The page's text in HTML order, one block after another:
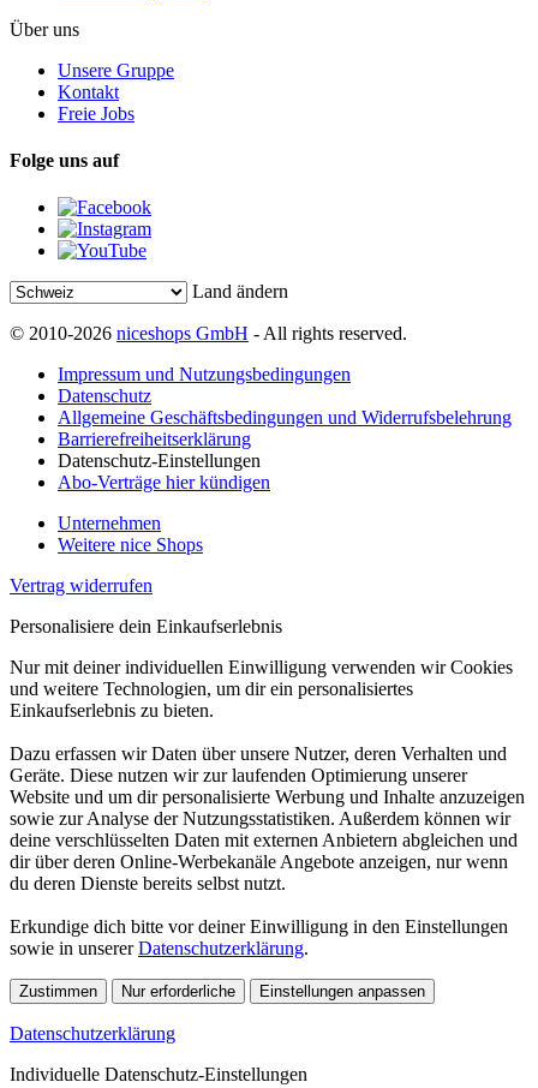
Über uns
Unsere Gruppe
Kontakt
Freie Jobs
Folge uns auf
Land ändern
© 2010-2026 niceshops GmbH - All rights reserved.
Impressum und Nutzungsbedingungen
Datenschutz
Allgemeine Geschäftsbedingungen und Widerrufsbelehrung
Barrierefreiheitserklärung
Datenschutz-Einstellungen
Abo-Verträge hier kündigen
Unternehmen
Weitere nice Shops
Vertrag widerrufen
Personalisiere dein Einkaufserlebnis
Nur mit deiner individuellen Einwilligung verwenden wir Cookies
und weitere Technologien, um dir ein personalisiertes
Einkaufserlebnis zu bieten.
Dazu erfassen wir Daten über unsere Nutzer, deren Verhalten und
Geräte. Diese nutzen wir zur laufenden Optimierung unserer
Website und um dir personalisierte Werbung und Inhalte anzuzeigen
sowie zur Analyse der Nutzungsstatistiken. Außerdem können wir
deine verschlüsselten Daten mit externen Anbietern abgleichen und
dir über deren Online-Werbekanäle Angebote anzeigen, nur wenn
du deren Dienste bereits selbst nutzt.
Erkundige dich bitte vor deiner Einwilligung in den Einstellungen
sowie in unsererDatenschutzerklärung.
Zustimmen Nur erforderliche Einstellungen anpassen
Datenschutzerklärung
Individuelle Datenschutz-Einstellungen